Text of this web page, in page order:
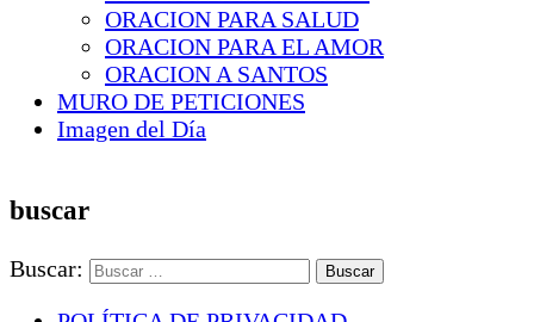
ORACION PARA SALUD
ORACION PARA EL AMOR
ORACION A SANTOS
MURO DE PETICIONES
Imagen del Día
buscar
Buscar: